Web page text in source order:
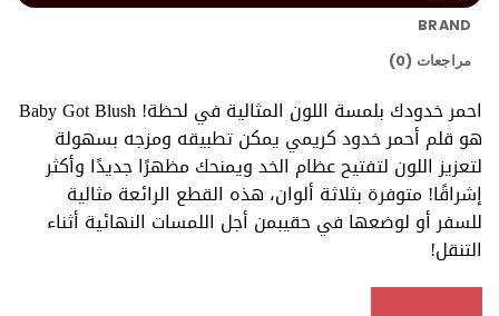
BRAND
مراجعات (0)
احمر خدودك بلمسة اللون المثالية في لحظة! Baby Got Blush
هو قلم أحمر خدود كريمي يمكن تطبيقه ومزجه بسهولة
لتعزيز اللون لتفتيح عظام الخد ويمنحك مظهرًا جديدًا وأكثر
إشراقًا! متوفرة بثلاثة ألوان، هذه القطع الرائعة مثالية
للسفر أو لوضعها في حقيبمن أجل اللمسات النهائية أثناء
التنقل!